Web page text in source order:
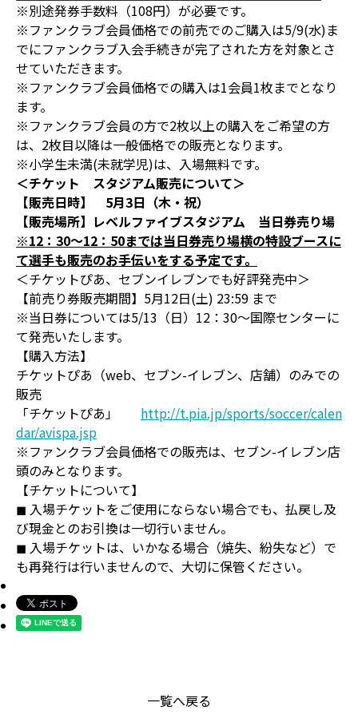
※別途発券手数料（108円）が必要です。
※ファンクラブ会員価格での前売でのご購入は5/9(水)ま
でにファンクラブ入会手続きが完了された方を対象とさ
せていただきます。
※ファンクラブ会員価格での購入は1会員1枚までとなり
ます。
※ファンクラブ会員の方で2枚以上の購入をご希望の方
は、2枚目以降は一般価格での販売となります。
※小学生未満(未就学児)は、入場無料です。
＜チケット スタジアム販売について＞
【販売日時】 5月3日（木・祝）
【販売場所】レベルファイブスタジアム 当日券売り場
※12 ：30～12 ：50までは当日券売り場横の特設ブースに
て選手も販売のお手伝いをする予定です。
＜チケットぴあ、セブンイレブンでも好評発売中＞
【前売り券販売期間】5月12日(土) 23:59 まで
※当日券については5/13（日）12：30～国際センターに
て発売いたします。
【購入方法】
チケットぴあ（web、セブン-イレブン、店舗）のみでの
販売
「チケットぴあ」 http://t.pia.jp/sports/soccer/calen
dar/avispa.jsp
※ファンクラブ会員価格での販売は、セブン-イレブン店
頭のみとなります。
【チケットについて】
◼ 入場チケットをご使用にならない場合でも、払戻し及
び現金とのお引換は一切行いません。
◼ 入場チケットは、いかなる場合（焼失、紛失など）で
も再発行は行いませんので、大切に保管ください。
一覧へ戻る